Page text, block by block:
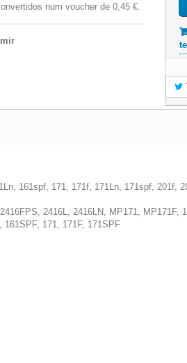
num voucher de 0,45 €
161spf, 171, 171f, 171Ln, 171spf, 201f,
2416L, 2416LN, MP171, MP171F,
161SPF, 171, 171F, 171SPF